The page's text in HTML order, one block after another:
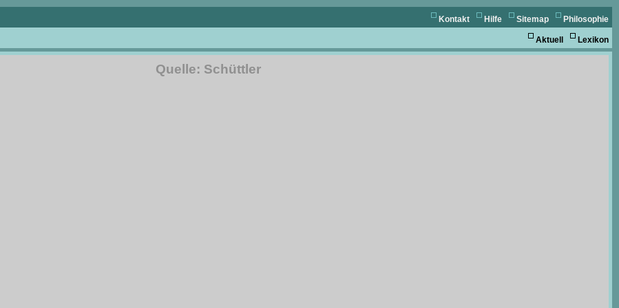
Philosophie
Sitemap
Hilfe
Kontakt
Lexikon
Aktuell
Quelle: Schüttler